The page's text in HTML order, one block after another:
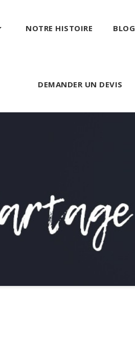
NOTRE HISTOIRE BLOG
DEMANDER UN DEVIS